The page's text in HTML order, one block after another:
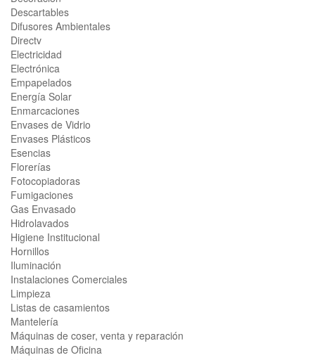
Descartables
Difusores Ambientales
Directv
Electricidad
Electrónica
Empapelados
Energía Solar
Enmarcaciones
Envases de Vidrio
Envases Plásticos
Esencias
Florerías
Fotocopiadoras
Fumigaciones
Gas Envasado
Hidrolavados
Higiene Institucional
Hornillos
Iluminación
Instalaciones Comerciales
Limpieza
Listas de casamientos
Mantelería
Máquinas de coser, venta y reparación
Máquinas de Oficina